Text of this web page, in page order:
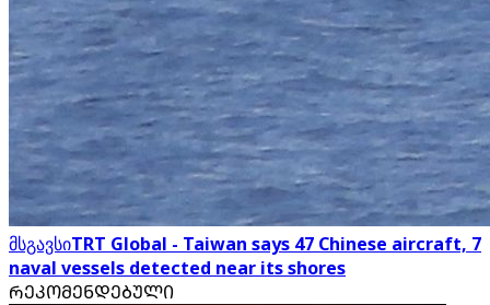
მსგავსიTRT Global - Taiwan says 47 Chinese aircraft, 7
naval vessels detected near its shores
ᲠᲔᲙᲝᲛᲔᲜᲓᲔᲑᲣᲚᲘ